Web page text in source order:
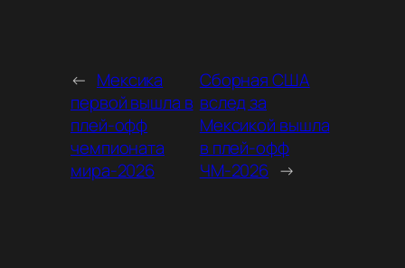
← Мексика
первой вышла в
плей-офф
чемпионата
мира-2026
Сборная США
вслед за
Мексикой вышла
в плей-офф
ЧМ-2026 →